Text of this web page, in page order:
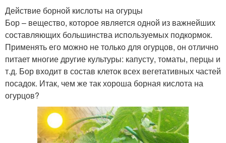
Действие борной кислоты на огурцы
Бор – вещество, которое является одной из важнейших
составляющих большинства используемых подкормок.
Применять его можно не только для огурцов, он отлично
питает многие другие культуры: капусту, томаты, перцы и
т.д. Бор входит в состав клеток всех вегетативных частей
посадок. Итак, чем же так хороша борная кислота на
огурцов?